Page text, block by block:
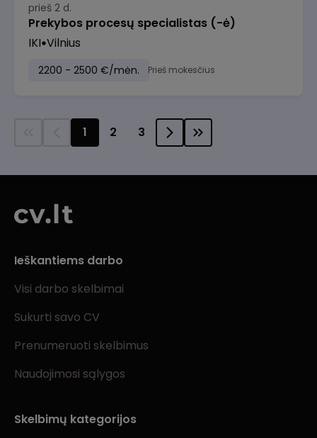
prieš 2 d.
Prekybos procesų specialistas (-ė)
IKI Vilnius
2200 - 2500 €/mėn. Prieš mokesčius
1 2 3
Ieškantiems darbo
Visi darbo skelbimai
Sukurti savo CV
Prenumeruoti skelbimus
Naudojimosi sąlygos
Skelbimų kategorijos